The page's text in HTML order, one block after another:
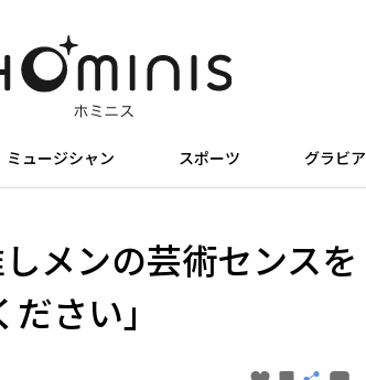
ミュージシャン スポーツ グラビア
メンの芸術センスを
さい」